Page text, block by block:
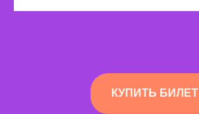
КУПИТЬ БИЛЕТ